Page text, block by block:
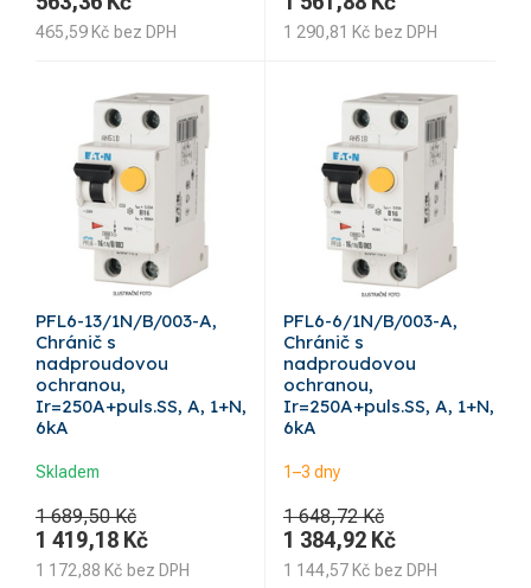
465,59 Kč bez DPH 1 290,81 Kč bez DPH
PFL6-13/1N/B/003-A,
Chránič s
nadproudovou
ochranou,
Ir=250A+puls.SS, A, 1+N,
6kA
Skladem
1 689,50 Kč
1 419,18 Kč
1 172,88 Kč bez DPH
PFL6-6/1N/B/003-A,
Chránič s
nadproudovou
ochranou,
Ir=250A+puls.SS, A, 1+N,
6kA
1–3 dny
1 648,72 Kč
1 384,92 Kč
1 144,57 Kč bez DPH